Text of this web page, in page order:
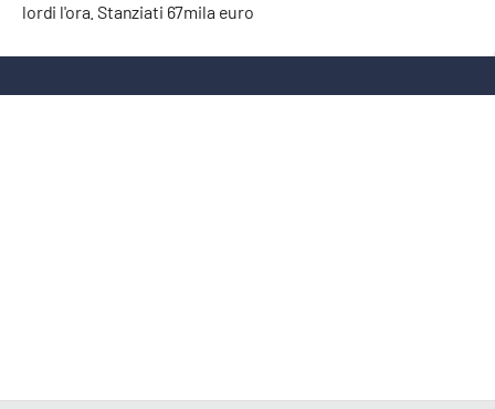
lordi l'ora. Stanziati 67mila euro